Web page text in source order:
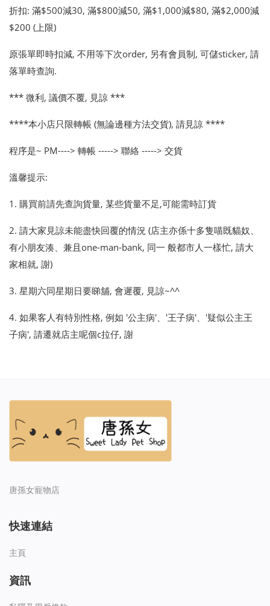
折扣: 滿$500減30, 滿$800減50, 滿$1,000減$80, 滿$2,000減
$200 (上限)
原張單即時扣減, 不用等下次order, 另有會員制, 可儲sticker, 請
落單時查詢.
*** 微利, 議價不覆, 見諒 ***
****本小店只限轉帳 (無論邊種方法交貨), 請見諒 ****
程序是~ PM----> 轉帳 -----> 聯絡 -----> 交貨
溫馨提示:
1. 購買前請先查詢貨量, 某些貨量不足,可能需時訂貨
2. 請大家見諒未能盡快回覆的情況 (店主亦係十多隻喵既貓奴、
有小朋友湊、兼且one-man-bank, 同一 般都市人一樣忙, 請大
家相就, 謝)
3. 星期六同星期日要睇舖, 會遲覆, 見諒~^^
4. 如果客人有特別性格, 例如 '公主病'、'王子病'、'疑似公主王
子病', 請遷就店主呢個c拉仔, 謝
唐孫女寵物店
快速連結
主頁
資訊